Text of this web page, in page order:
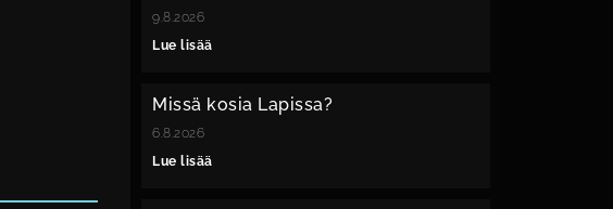
9.8.2026
Lue lisää
Missä kosia Lapissa?
6.8.2026
Lue lisää